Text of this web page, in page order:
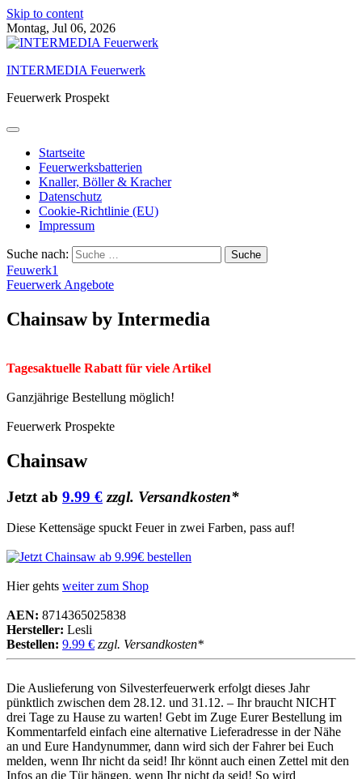
Skip to content
Montag, Jul 06, 2026
INTERMEDIA Feuerwerk
Feuerwerk Prospekt
Startseite
Feuerwerksbatterien
Knaller, Böller & Kracher
Datenschutz
Cookie-Richtlinie (EU)
Impressum
Suche nach:
Feuwerk1
Feuerwerk Angebote
Chainsaw by Intermedia
Tagesaktuelle Rabatt für viele Artikel
Ganzjährige Bestellung möglich!
Feuerwerk Prospekte
Chainsaw
Jetzt ab 9.99 € zzgl. Versandkosten*
Diese Kettensäge spuckt Feuer in zwei Farben, pass auf!
Hier gehts weiter zum Shop
AEN: 8714365025838
Hersteller: Lesli
Bestellen: 9.99 € zzgl. Versandkosten*
Die Auslieferung von Silvesterfeuerwerk erfolgt dieses Jahr
pünktlich zwischen dem 28.12. und 31.12. – Ihr braucht NICHT
drei Tage zu Hause zu warten! Gebt im Zuge Eurer Bestellung im
Kommentarfeld einfach eine alternative Lieferadresse in der Nähe
an und Eure Handynummer, dann wird sich der Fahrer bei Euch
melden, wenn Ihr nicht da seid! Ihr könnt auch einen Zettel mit den
Infos an die Tür hängen, wenn Ihr nicht da seid! So wird